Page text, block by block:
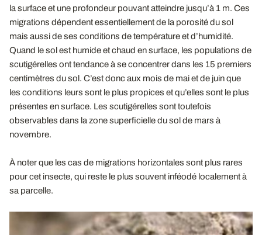
la surface et une profondeur pouvant atteindre jusqu’à 1 m. Ces
migrations dépendent essentiellement de la porosité du sol
mais aussi de ses conditions de température et d’humidité.
Quand le sol est humide et chaud en surface, les populations de
scutigérelles ont tendance à se concentrer dans les 15 premiers
centimètres du sol. C’est donc aux mois de mai et de juin que
les conditions leurs sont le plus propices et qu’elles sont le plus
présentes en surface. Les scutigérelles sont toutefois
observables dans la zone superficielle du sol de mars à
novembre.
À noter que les cas de migrations horizontales sont plus rares
pour cet insecte, qui reste le plus souvent inféodé localement à
sa parcelle.